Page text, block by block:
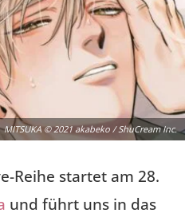
MITSUKA © 2021 akabeko / ShuCream Inc.
Reihe startet am 28.
und führt uns in das